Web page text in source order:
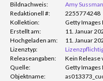
Bildnachweis:
Amy Sussman
Redaktionell #:
2255774248
Kollektion:
Getty
Erstellt am:
11. Januar
Hochgeladen am:
11. Januar
Lizenztyp:
Releaseangaben:
Kein Release
Quelle:
Getty
Objektname: